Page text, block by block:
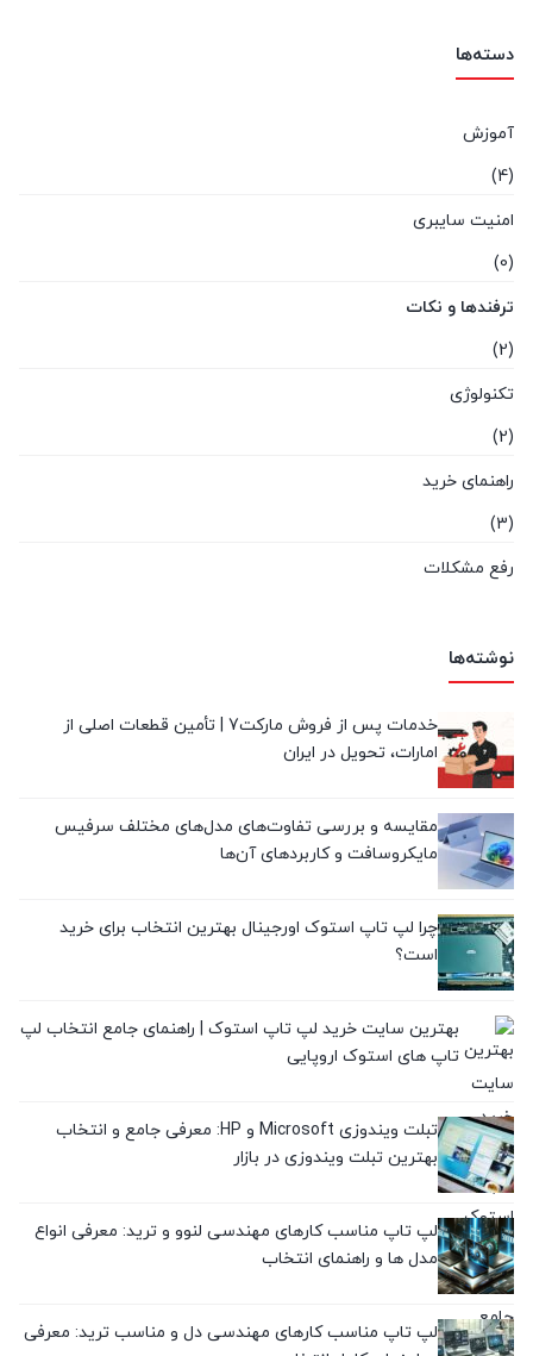
دسته‌ها
آموزش
(4)
امنیت سایبری
(0)
ترفندها و نکات
(2)
تکنولوژی
(2)
راهنمای خرید
(3)
رفع مشکلات
لپ تاپ استوک
معرفی برند
(2)
معرفی برندها
(0)
معرفی محصولات
(3)
(1)
نوشته‌ها
خدمات پس از فروش مارکت7 | تأمین قطعات اصلی از
امارات، تحویل در ایران
مقایسه و بررسی تفاوت‌های مدل‌های مختلف سرفیس
مایکروسافت و کاربردهای آن‌ها
چرا لپ تاپ استوک اورجینال بهترین انتخاب برای خرید
است؟
بهترین سایت خرید لپ تاپ استوک | راهنمای جامع انتخاب لپ
تاپ های استوک اروپایی
تبلت ویندوزی Microsoft و HP: معرفی جامع و انتخاب
بهترین تبلت ویندوزی در بازار
لپ تاپ مناسب کارهای مهندسی لنوو و ترید: معرفی انواع
مدل ها و راهنمای انتخاب
لپ تاپ مناسب کارهای مهندسی دل و مناسب ترید: معرفی